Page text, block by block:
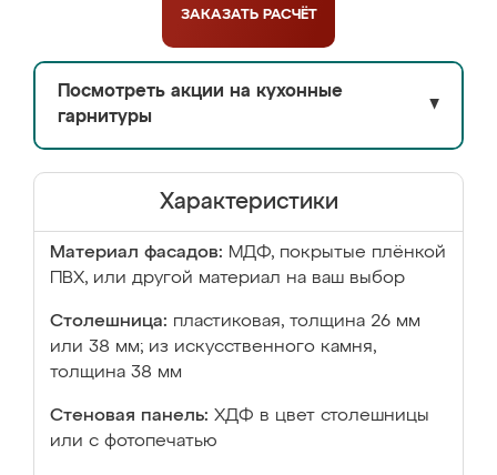
ЗАКАЗАТЬ РАСЧЁТ
Посмотреть акции на кухонные
гарнитуры
▼
Характеристики
Материал фасадов: МДФ, покрытые плёнкой
ПВХ, или другой материал на ваш выбор
Столешница: пластиковая, толщина 26 мм
или 38 мм; из искусственного камня,
толщина 38 мм
Стеновая панель: ХДФ в цвет столешницы
или с фотопечатью